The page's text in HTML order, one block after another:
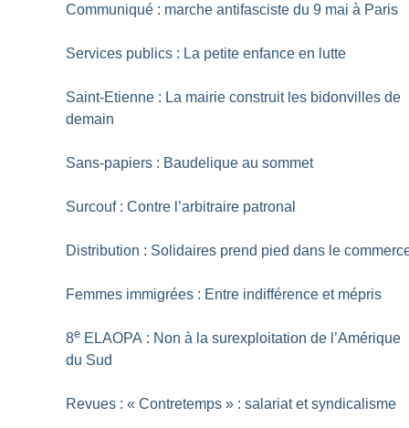
Communiqué : marche antifasciste du 9 mai à Paris
Services publics : La petite enfance en lutte
Saint-Etienne : La mairie construit les bidonvilles de
demain
Sans-papiers : Baudelique au sommet
Surcouf : Contre l’arbitraire patronal
Distribution : Solidaires prend pied dans le
Femmes immigrées : Entre indifférence et mépris
8e ELAOPA : Non à la surexploitation de l’Amérique
du Sud
Revues : « Contretemps » : salariat et syndicalisme